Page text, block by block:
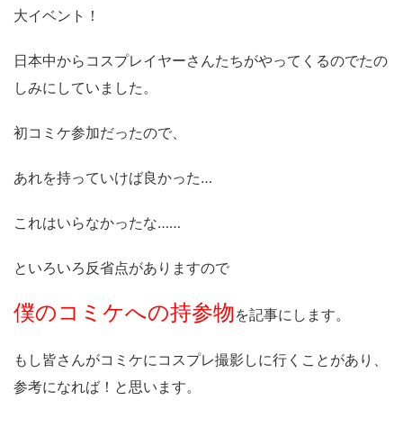
大イベント！
日本中からコスプレイヤーさんたちがやってくるのでたの
しみにしていました。
初コミケ参加だったので、
あれを持っていけば良かった…
これはいらなかったな……
といろいろ反省点がありますので
僕のコミケへの持参物を記事にします。
もし皆さんがコミケにコスプレ撮影しに行くことがあり、
参考になれば！と思います。